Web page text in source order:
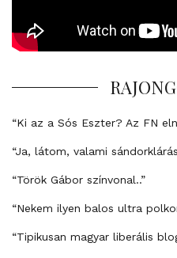
“Ki az a Sós Eszter? Az FN
“Ja, látom, valami
“Török Gábor színvonal..”
“Nekem ilyen balos ultra
“Tipikusan magyar liberális